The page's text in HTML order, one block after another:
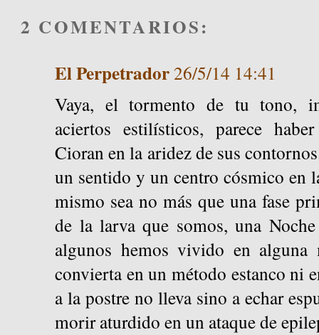
2 COMENTARIOS:
El Perpetrador26/5/14 14:41
Vaya, el tormento de tu tono,
aciertos estilísticos, parece
Cioran en la aridez de sus
un sentido y un centro cósmico en
mismo sea no más que una fase
de la larva que somos, una
algunos hemos vivido en
convierta en un método estanco ni
a la postre no lleva sino a echar
morir aturdido en un ataque de